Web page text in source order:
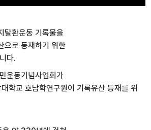
탈환운동 기록물을
으로 등재하기 위한
다.
운동기념사업회가
학교 호남학연구원이 기록유산 등재를 위